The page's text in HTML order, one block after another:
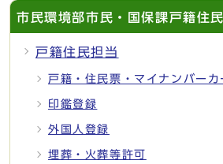
市民環境部市民・国保課戸籍住
戸籍住民担当
戸籍・住民票・マイナンバーカ
印鑑登録
外国人登録
埋葬・火葬等許可